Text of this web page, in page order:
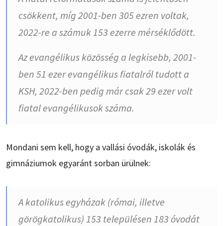
csökkent, míg 2001-ben 305 ezren voltak,
2022-re a számuk 153 ezerre mérséklődött.
Az evangélikus közösség a legkisebb, 2001-
ben 51 ezer evangélikus fiatalról tudott a
KSH, 2022-ben pedig már csak 29 ezer volt
fiatal evangélikusok száma.
Mondani sem kell, hogy a vallási óvodák, iskolák és
gimnáziumok egyaránt sorban ürülnek:
A katolikus egyházak (római, illetve
görögkatolikus) 153 településen 183 óvodát